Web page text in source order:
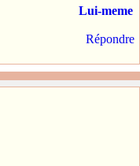
Lui-meme
Répondre